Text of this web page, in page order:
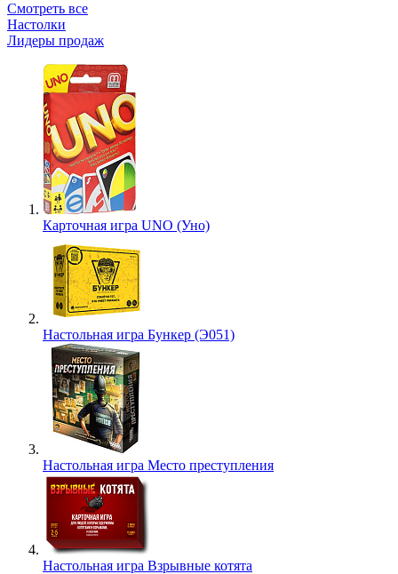
Смотреть все
Настолки
Лидеры продаж
Карточная игра UNO (Уно)
Настольная игра Бункер (Э051)
Настольная игра Место преступления
Настольная игра Взрывные котята